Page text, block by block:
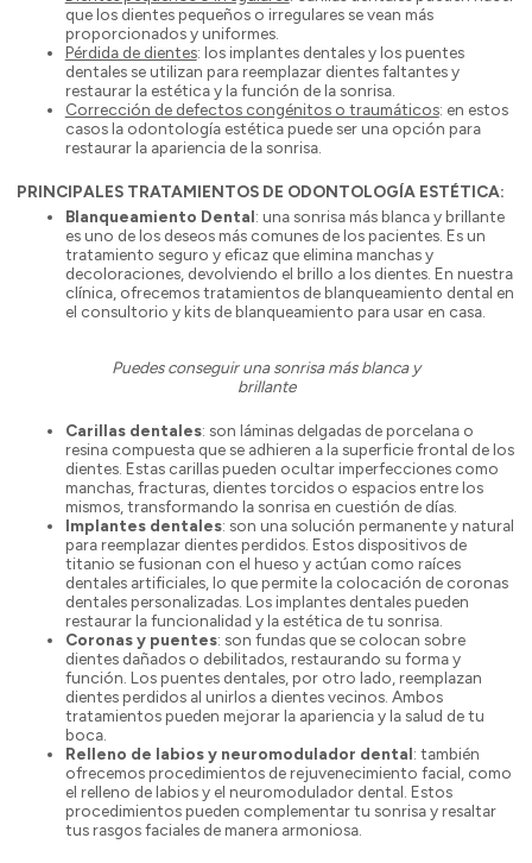
que los dientes pequeños o irregulares se vean más
proporcionados y uniformes.
Pérdida de dientes: los implantes dentales y los puentes
dentales se utilizan para reemplazar dientes faltantes y
restaurar la estética y la función de la sonrisa.
Corrección de defectos congénitos o traumáticos: en estos
casos la odontología estética puede ser una opción para
restaurar la apariencia de la sonrisa.
PRINCIPALES TRATAMIENTOS DE ODONTOLOGÍA ESTÉTICA:
Blanqueamiento Dental: una sonrisa más blanca y brillante
es uno de los deseos más comunes de los pacientes. Es un
tratamiento seguro y eficaz que elimina manchas y
decoloraciones, devolviendo el brillo a los dientes. En nuestra
clínica, ofrecemos tratamientos de blanqueamiento dental en
el consultorio y kits de blanqueamiento para usar en casa.
Puedes conseguir una sonrisa más blanca y
brillante
Carillas dentales: son láminas delgadas de porcelana o
resina compuesta que se adhieren a la superficie frontal de los
dientes. Estas carillas pueden ocultar imperfecciones como
manchas, fracturas, dientes torcidos o espacios entre los
mismos, transformando la sonrisa en cuestión de días.
Implantes dentales: son una solución permanente y natural
para reemplazar dientes perdidos. Estos dispositivos de
titanio se fusionan con el hueso y actúan como raíces
dentales artificiales, lo que permite la colocación de coronas
dentales personalizadas. Los implantes dentales pueden
restaurar la funcionalidad y la estética de tu sonrisa.
Coronas y puentes: son fundas que se colocan sobre
dientes dañados o debilitados, restaurando su forma y
función. Los puentes dentales, por otro lado, reemplazan
dientes perdidos al unirlos a dientes vecinos. Ambos
tratamientos pueden mejorar la apariencia y la salud de tu
boca.
Relleno de labios y neuromodulador dental: también
ofrecemos procedimientos de rejuvenecimiento facial, como
el relleno de labios y el neuromodulador dental. Estos
procedimientos pueden complementar tu sonrisa y resaltar
tus rasgos faciales de manera armoniosa.